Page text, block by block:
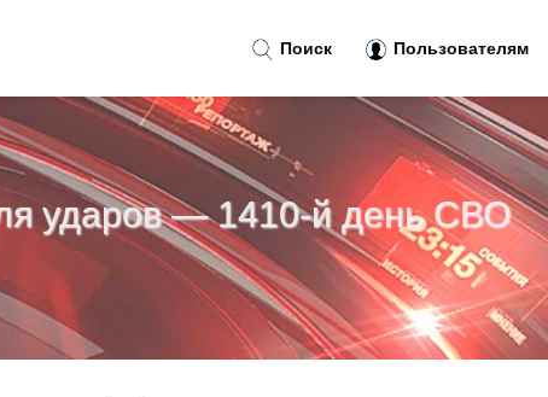
ударов — 1410-й день СВО
Поиск Пользователям